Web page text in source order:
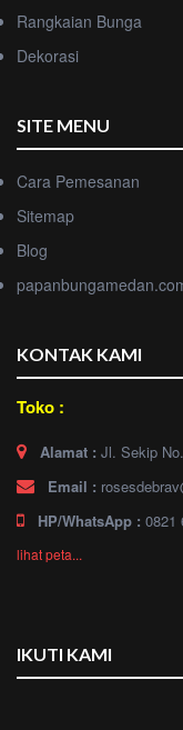
Rangkaian Bunga
Dekorasi
SITE MENU
Cara Pemesanan
Sitemap
Blog
KONTAK KAMI
Toko :
Alamat : Jl. Sekip
Email :
HP/WhatsApp : 0821
lihat peta...
IKUTI KAMI